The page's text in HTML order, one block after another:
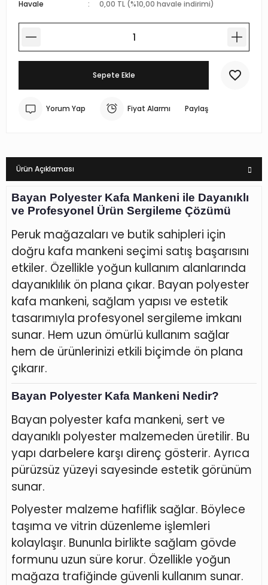
mankeni
mankeni
Fotoğraf Çekim Mankenleri
Havale
0,00 TL (%10,00 havale indirimi)
Sepete Ekle
Yorum Yap Fiyat Alarmı Paylaş
Ürün Açıklaması
Bayan Polyester Kafa Mankeni ile Dayanıklı
ve Profesyonel Ürün Sergileme Çözümü
Peruk mağazaları ve butik sahipleri için
doğru kafa mankeni seçimi satış başarısını
etkiler. Özellikle yoğun kullanım alanlarında
dayanıklılık ön plana çıkar. Bayan polyester
kafa mankeni, sağlam yapısı ve estetik
tasarımıyla profesyonel sergileme imkanı
sunar. Hem uzun ömürlü kullanım sağlar
hem de ürünlerinizi etkili biçimde ön plana
çıkarır.
Bayan Polyester Kafa Mankeni Nedir?
Bayan polyester kafa mankeni, sert ve
dayanıklı polyester malzemeden üretilir. Bu
yapı darbelere karşı direnç gösterir. Ayrıca
pürüzsüz yüzeyi sayesinde estetik görünüm
sunar.
Polyester malzeme hafiflik sağlar. Böylece
taşıma ve vitrin düzenleme işlemleri
kolaylaşır. Bununla birlikte sağlam gövde
formunu uzun süre korur. Özellikle yoğun
mağaza trafiğinde güvenli kullanım sunar.